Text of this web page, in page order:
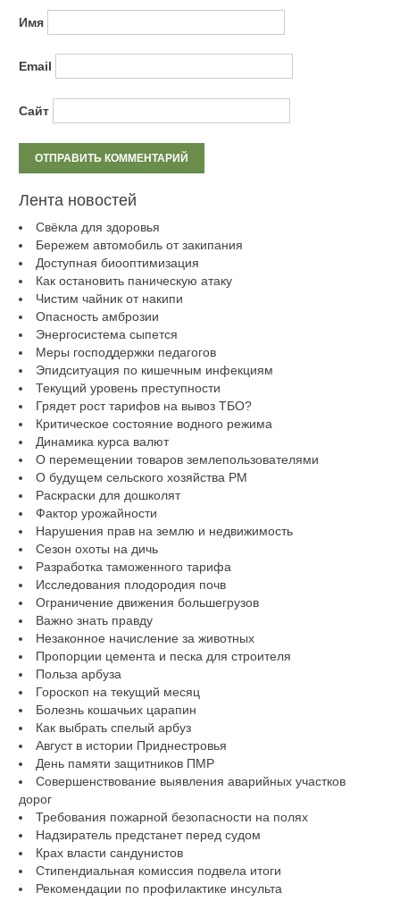
Имя
Email
Сайт
Лента новостей
Свёкла для здоровья
Бережем автомобиль от закипания
Доступная биооптимизация
Как остановить паническую атаку
Чистим чайник от накипи
Опасность амброзии
Энергосистема сыпется
Меры господдержки педагогов
Эпидситуация по кишечным инфекциям
Текущий уровень преступности
Грядет рост тарифов на вывоз ТБО?
Критическое состояние водного режима
Динамика курса валют
О перемещении товаров землепользователями
О будущем сельского хозяйства РМ
Раскраски для дошколят
Фактор урожайности
Нарушения прав на землю и недвижимость
Сезон охоты на дичь
Разработка таможенного тарифа
Исследования плодородия почв
Ограничение движения большегрузов
Важно знать правду
Незаконное начисление за животных
Пропорции цемента и песка для строителя
Польза арбуза
Гороскоп на текущий месяц
Болезнь кошачьих царапин
Как выбрать спелый арбуз
Август в истории Приднестровья
День памяти защитников ПМР
Совершенствование выявления аварийных участков
дорог
Требования пожарной безопасности на полях
Надзиратель предстанет перед судом
Крах власти сандунистов
Стипендиальная комиссия подвела итоги
Рекомендации по профилактике инсульта